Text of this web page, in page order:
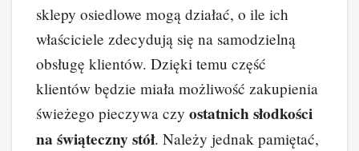
sklepy osiedlowe mogą działać, o ile ich
właściciele zdecydują się na samodzielną
obsługę klientów. Dzięki temu część
klientów będzie miała możliwość zakupienia
świeżego pieczywa czy ostatnich słodkości
na świąteczny stół. Należy jednak pamiętać,